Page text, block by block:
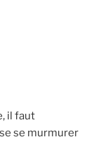
il faut
se murmurer